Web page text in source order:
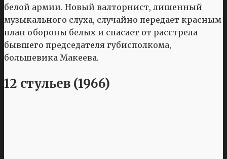
белой армии. Новый валторнист, лишенный
музыкального слуха, случайно передает красным
план обороны белых и спасает от расстрела
бывшего председателя губисполкома,
большевика Макеева.
12 стульев (1966)